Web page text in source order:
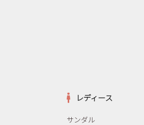
レディース
サンダル